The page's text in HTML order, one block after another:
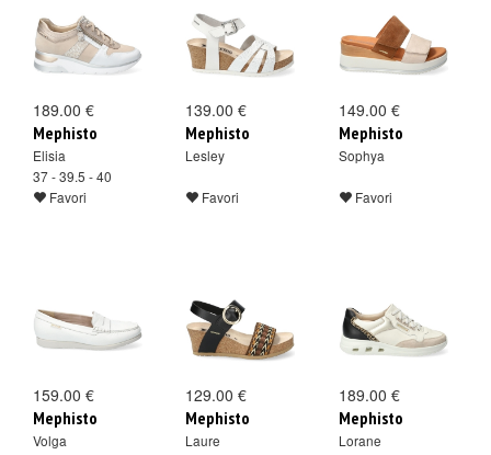
189.00 €
Mephisto
Elisia
37 - 39.5 - 40
Favori
139.00 €
Mephisto
Lesley
Favori
149.00 €
Mephisto
Sophya
Favori
159.00 €
Mephisto
Volga
129.00 €
Mephisto
Laure
189.00 €
Mephisto
Lorane